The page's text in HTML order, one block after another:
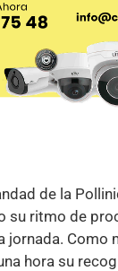
de la
su ritmo de
Como
hora su